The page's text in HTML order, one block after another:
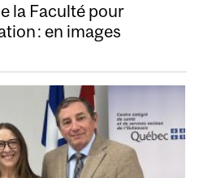
la Faculté pour
: en images